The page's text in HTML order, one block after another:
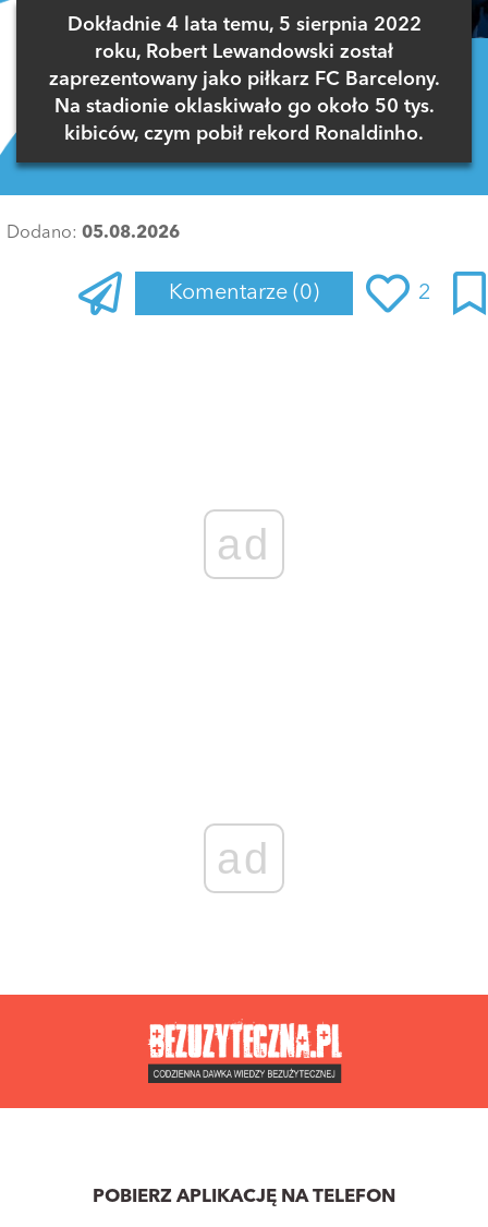
Dokładnie 4 lata temu, 5 sierpnia 2022
roku, Robert Lewandowski został
zaprezentowany jako piłkarz FC Barcelony.
Na stadionie oklaskiwało go około 50 tys.
kibiców, czym pobił rekord Ronaldinho.
Dodano: 05.08.2026
Komentarze (0) 2
ad
ad
POBIERZ APLIKACJĘ NA TELEFON